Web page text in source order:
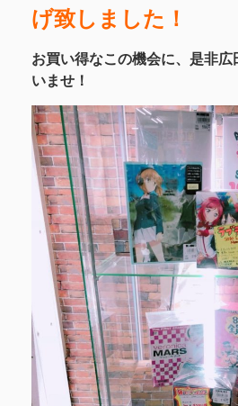
げ致しました！
お買い得なこの機会に、是非広
いませ！